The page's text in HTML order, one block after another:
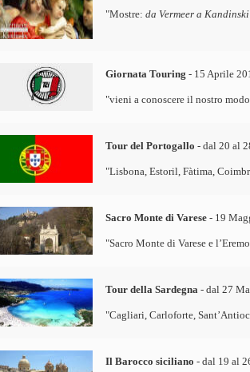
"Mostre: da Vermeer a Kandinski
Giornata Touring - 15 Aprile
"vieni a conoscere il nostro
Tour del Portogallo - dal 20 al
"Lisbona, Estoril, Fàtima,
Sacro Monte di Varese- 19
"Sacro Monte di Varese e
Tour della Sardegna- dal 27
"Cagliari, Carloforte,
Il Barocco siciliano - dal 19 al